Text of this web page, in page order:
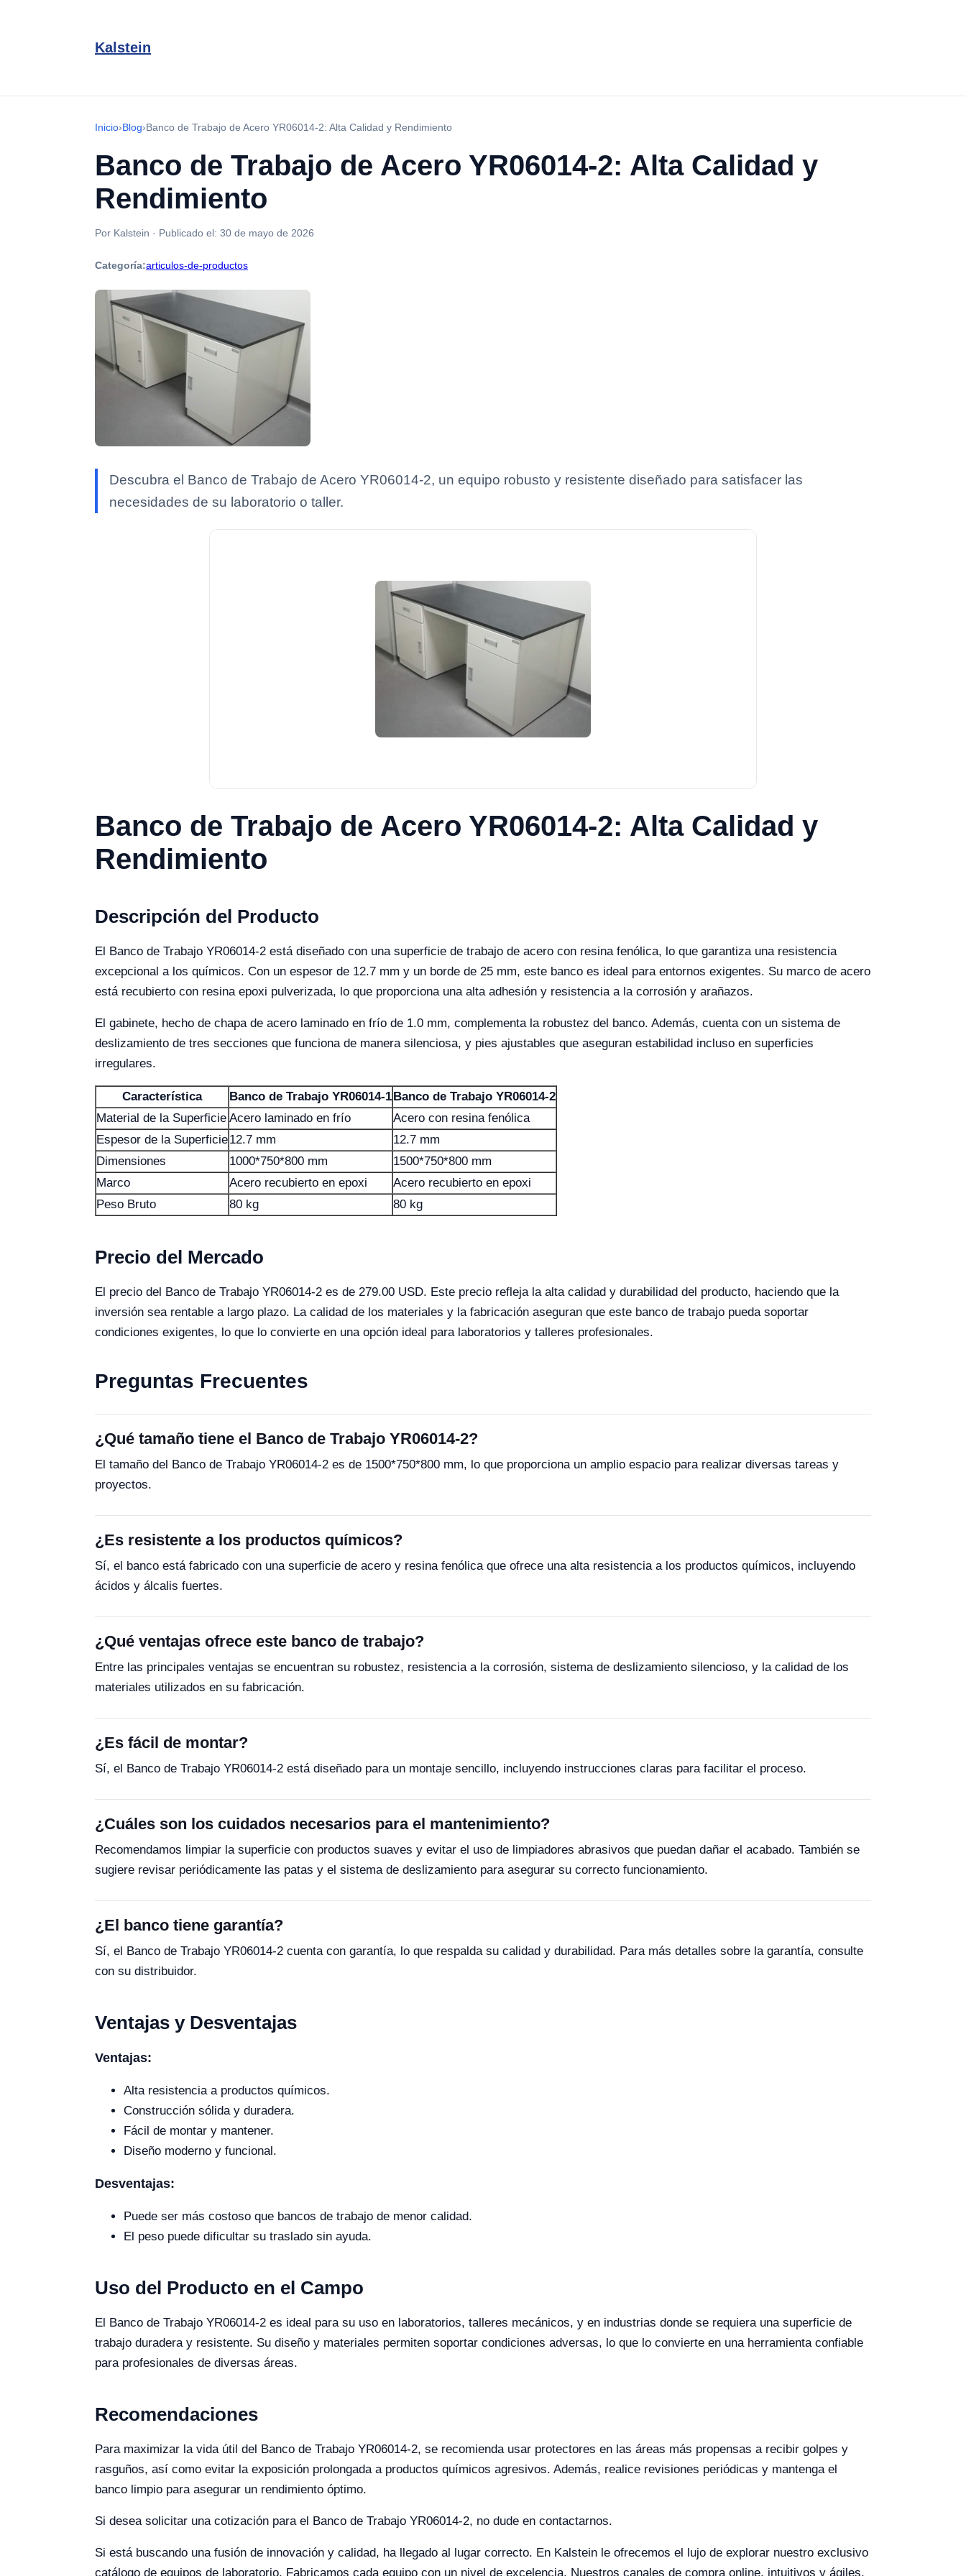
Kalstein
Inicio›Blog›Banco de Trabajo de Acero YR06014-2: Alta Calidad y Rendimiento
Banco de Trabajo de Acero YR06014-2: Alta Calidad y
Rendimiento
Por Kalstein · Publicado el: 30 de mayo de 2026
Categoría:articulos-de-productos
Descubra el Banco de Trabajo de Acero YR06014-2, un equipo robusto y resistente diseñado para satisfacer las
necesidades de su laboratorio o taller.
Banco de Trabajo de Acero YR06014-2: Alta Calidad y
Rendimiento
Descripción del Producto
El Banco de Trabajo YR06014-2 está diseñado con una superficie de trabajo de acero con resina fenólica, lo que garantiza una resistencia
excepcional a los químicos. Con un espesor de 12.7 mm y un borde de 25 mm, este banco es ideal para entornos exigentes. Su marco de acero
está recubierto con resina epoxi pulverizada, lo que proporciona una alta adhesión y resistencia a la corrosión y arañazos.
El gabinete, hecho de chapa de acero laminado en frío de 1.0 mm, complementa la robustez del banco. Además, cuenta con un sistema de
deslizamiento de tres secciones que funciona de manera silenciosa, y pies ajustables que aseguran estabilidad incluso en superficies
irregulares.
Característica Banco de Trabajo YR06014-1Banco de Trabajo YR06014-2
Material de la Superficie Acero laminado en frío
Acero con resina fenólica
Espesor de la Superficie12.7 mm
12.7 mm
Dimensiones
1000*750*800 mm
1500*750*800 mm
Marco
Acero recubierto en epoxi
Acero recubierto en epoxi
Peso Bruto
80 kg 80 kg
Precio del Mercado
El precio del Banco de Trabajo YR06014-2 es de 279.00 USD. Este precio refleja la alta calidad y durabilidad del producto, haciendo que la
inversión sea rentable a largo plazo. La calidad de los materiales y la fabricación aseguran que este banco de trabajo pueda soportar
condiciones exigentes, lo que lo convierte en una opción ideal para laboratorios y talleres profesionales.
Preguntas Frecuentes
¿Qué tamaño tiene el Banco de Trabajo YR06014-2?
El tamaño del Banco de Trabajo YR06014-2 es de 1500*750*800 mm, lo que proporciona un amplio espacio para realizar diversas tareas y
proyectos.
¿Es resistente a los productos químicos?
Sí, el banco está fabricado con una superficie de acero y resina fenólica que ofrece una alta resistencia a los productos químicos, incluyendo
ácidos y álcalis fuertes.
¿Qué ventajas ofrece este banco de trabajo?
Entre las principales ventajas se encuentran su robustez, resistencia a la corrosión, sistema de deslizamiento silencioso, y la calidad de los
materiales utilizados en su fabricación.
¿Es fácil de montar?
Sí, el Banco de Trabajo YR06014-2 está diseñado para un montaje sencillo, incluyendo instrucciones claras para facilitar el proceso.
¿Cuáles son los cuidados necesarios para el mantenimiento?
Recomendamos limpiar la superficie con productos suaves y evitar el uso de limpiadores abrasivos que puedan dañar el acabado. También se
sugiere revisar periódicamente las patas y el sistema de deslizamiento para asegurar su correcto funcionamiento.
¿El banco tiene garantía?
Sí, el Banco de Trabajo YR06014-2 cuenta con garantía, lo que respalda su calidad y durabilidad. Para más detalles sobre la garantía, consulte
con su distribuidor.
Ventajas y Desventajas
Ventajas:
Alta resistencia a productos químicos.
Construcción sólida y duradera.
Fácil de montar y mantener.
Diseño moderno y funcional.
Desventajas:
Puede ser más costoso que bancos de trabajo de menor calidad.
El peso puede dificultar su traslado sin ayuda.
Uso del Producto en el Campo
El Banco de Trabajo YR06014-2 es ideal para su uso en laboratorios, talleres mecánicos, y en industrias donde se requiera una superficie de
trabajo duradera y resistente. Su diseño y materiales permiten soportar condiciones adversas, lo que lo convierte en una herramienta confiable
para profesionales de diversas áreas.
Recomendaciones
Para maximizar la vida útil del Banco de Trabajo YR06014-2, se recomienda usar protectores en las áreas más propensas a recibir golpes y
rasguños, así como evitar la exposición prolongada a productos químicos agresivos. Además, realice revisiones periódicas y mantenga el
banco limpio para asegurar un rendimiento óptimo.
Si desea solicitar una cotización para el Banco de Trabajo YR06014-2, no dude en contactarnos.
Si está buscando una fusión de innovación y calidad, ha llegado al lugar correcto. En Kalstein le ofrecemos el lujo de explorar nuestro exclusivo
catálogo de equipos de laboratorio. Fabricamos cada equipo con un nivel de excelencia. Nuestros canales de compra online, intuitivos y ágiles,